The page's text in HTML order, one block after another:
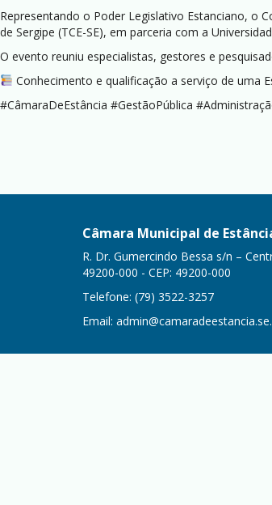
Representando o Poder Legislativo Estanciano, o
de Sergipe (TCE-SE), em parceria com a
O evento reuniu especialistas, gestores e
Conhecimento e qualificação a serviço de uma
#CâmaraDeEstância #GestãoPública
Câmara Municipal de
R. Dr. Gumercindo Bessa s/n –
49200-000 - CEP: 49200-000
Telefone: (79) 3522-3257
Email: